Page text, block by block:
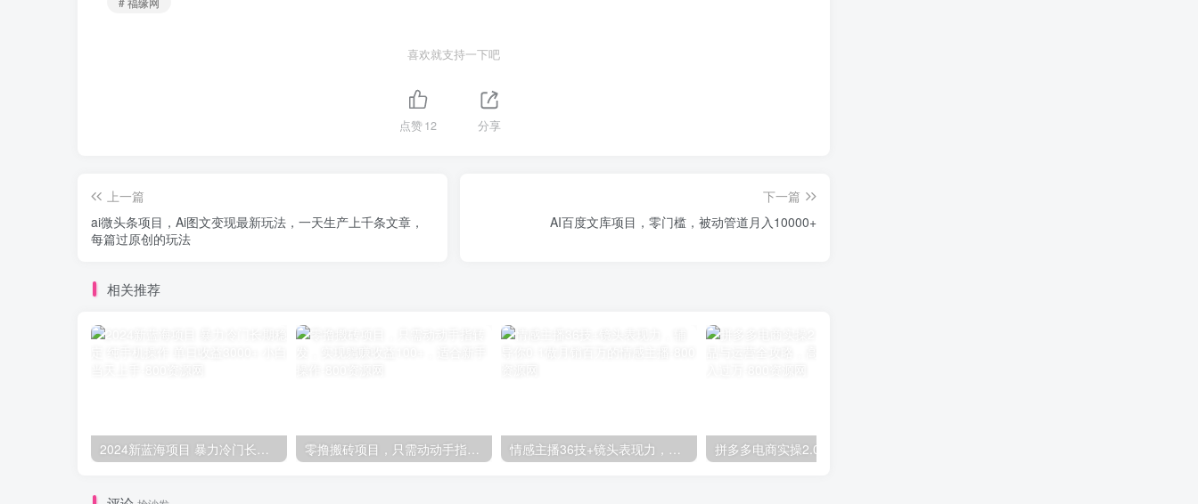
喜欢就支持一下吧
点赞12 分享
上一篇
ai微头条项目，Ai图文变现最新玩法，一天生产上千条文章，
每篇过原创的玩法
下一篇
AI百度文库项目，零门槛，被动管道月入10000+
相关推荐